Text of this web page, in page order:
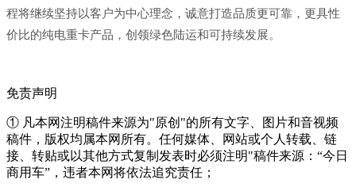
程将继续坚持以客户为中心理念，诚意打造品质更可靠，更具性
价比的纯电重卡产品，创领绿色陆运和可持续发展。
免责声明
① 凡本网注明稿件来源为"原创"的所有文字、图片和音视频
稿件，版权均属本网所有。任何媒体、网站或个人转载、链
接、转贴或以其他方式复制发表时必须注明"稿件来源：“今日
商用车”，违者本网将依法追究责任；